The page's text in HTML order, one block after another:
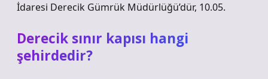
İdaresi Derecik Gümrük Müdürlüğü’dür, 10.05.
Derecik sınır kapısı hangi
şehirdedir?